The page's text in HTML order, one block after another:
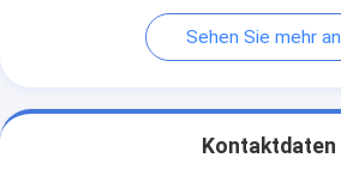
Sehen Sie mehr an
Kontaktdaten